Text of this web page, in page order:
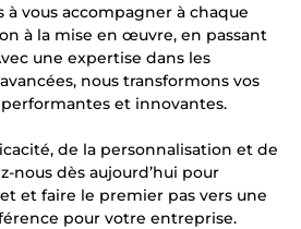
à vous accompagner à chaque
à la mise en œuvre, en passant
une expertise dans les
nous transformons vos
et innovantes.
de la personnalisation et de
nous dès aujourd’hui pour
et faire le premier pas vers une
pour votre entreprise.